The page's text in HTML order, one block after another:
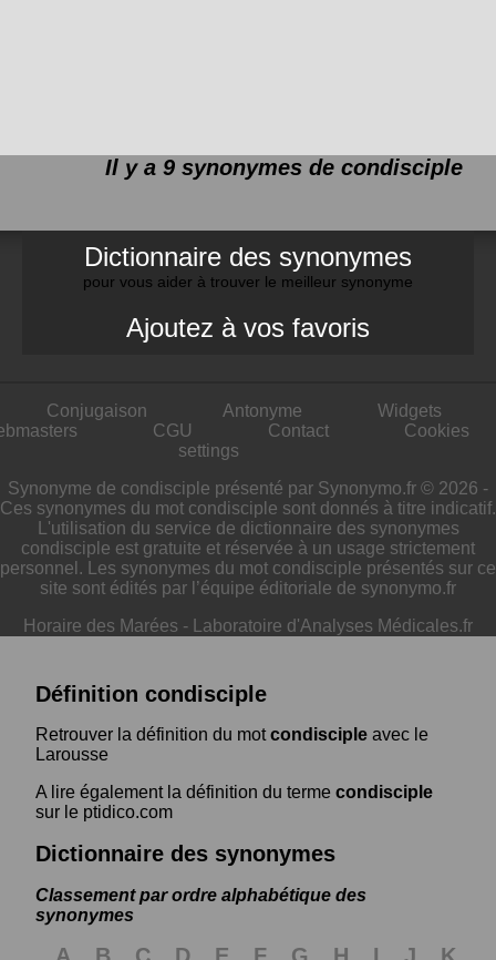
Il y a 9 synonymes de condisciple
Dictionnaire des synonymes
pour vous aider à trouver le meilleur synonyme
Ajoutez à vos favoris
Conjugaison Antonyme
Widgets
CGU Contact
Cookies
settings
Synonyme de condisciple présenté par Synonymo.fr © 2026 -
Ces synonymes du mot condisciple sont donnés à titre indicatif.
L'utilisation du service de dictionnaire des synonymes
condisciple est gratuite et réservée à un usage strictement
personnel. Les synonymes du mot condisciple présentés sur ce
site sont édités par l’équipe éditoriale de synonymo.fr
Horaire des Marées - Laboratoire d'Analyses Médicales.fr
Définition condisciple
Retrouver la définition du motcondisciple avec le
Larousse
A lire également la définition du terme condisciple
sur le ptidico.com
Dictionnaire des synonymes
Classement par ordre alphabétique des
synonymes